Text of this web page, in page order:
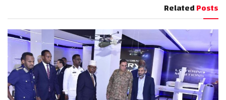
RelatedPosts